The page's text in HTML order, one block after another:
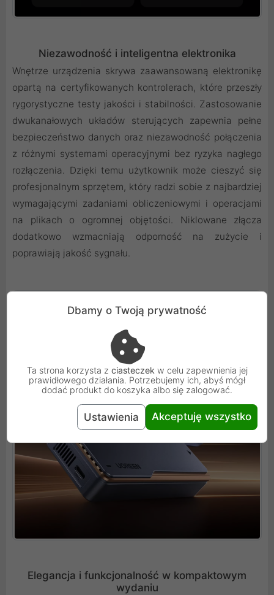
Niezawodność i inteligentna elektronika
Wnętrze urządzenia skrywa zaawansowaną elektronikę
opartą na certyfikowanych kontrolerach, które przeszły
rygorystyczne testy jakości i stabilności. Zastosowanie
dwukanałowych układów sterujących zapewnia pełne
bezpieczeństwo danych oraz niezawodność połączenia
z różnymi systemami operacyjnymi bez ryzyka nagłego
rozłączenia. Dzięki temu użytkownik może cieszyć się
profesjonalnym sprzętem, który radzi sobie z najbardziej
wymagającymi zadaniami obliczeniowymi i operacjami
na plikach o ogromnej objętości. Niklowane złącza
dodatkowo wzmacniają odporność na zużycie i
poprawiają jakość sygnału.
Elegancja i funkcjonalność w kompaktowym
wydaniu
Dbamy o Twoją prywatność
Ta strona korzysta z ciasteczek w celu zapewnienia jej
prawidłowego działania. Potrzebujemy ich, abyś mógł
dodać produkt do koszyka albo się zalogować.
Ustawienia Akceptuję wszystko